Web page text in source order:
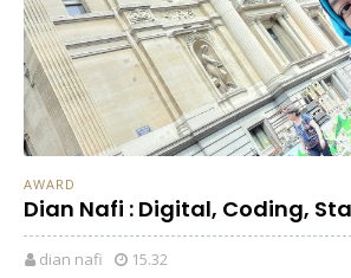
AWARD
Dian Nafi : Digital, Coding,
dian nafi 15.32